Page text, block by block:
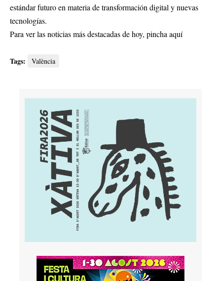
estándar futuro en materia de transformación digital y nuevas
tecnologías.
Para ver las noticias más destacadas de hoy, pincha aquí
Tags: València